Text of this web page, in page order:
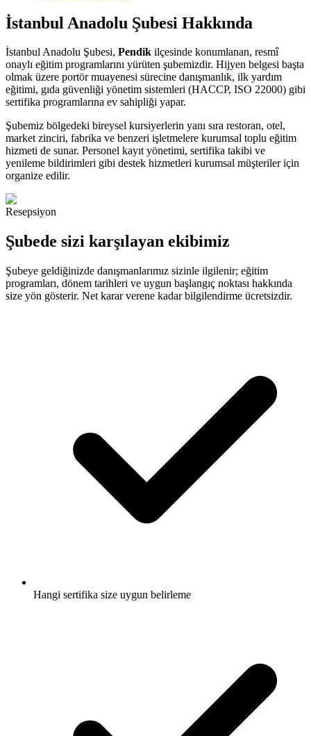
İstanbul Anadolu Şubesi Hakkında
İstanbul Anadolu Şubesi, Pendik ilçesinde konumlanan, resmî
onaylı eğitim programlarını yürüten şubemizdir. Hijyen belgesi başta
olmak üzere portör muayenesi sürecine danışmanlık, ilk yardım
eğitimi, gıda güvenliği yönetim sistemleri (HACCP, ISO 22000) gibi
sertifika programlarına ev sahipliği yapar.
Şubemiz bölgedeki bireysel kursiyerlerin yanı sıra restoran, otel,
market zinciri, fabrika ve benzeri işletmelere kurumsal toplu eğitim
hizmeti de sunar. Personel kayıt yönetimi, sertifika takibi ve
yenileme bildirimleri gibi destek hizmetleri kurumsal müşteriler için
organize edilir.
Resepsiyon
Şubede sizi karşılayan ekibimiz
Şubeye geldiğinizde danışmanlarımız sizinle ilgilenir; eğitim
programları, dönem tarihleri ve uygun başlangıç noktası hakkında
size yön gösterir. Net karar verene kadar bilgilendirme ücretsizdir.
Hangi sertifika size uygun belirleme